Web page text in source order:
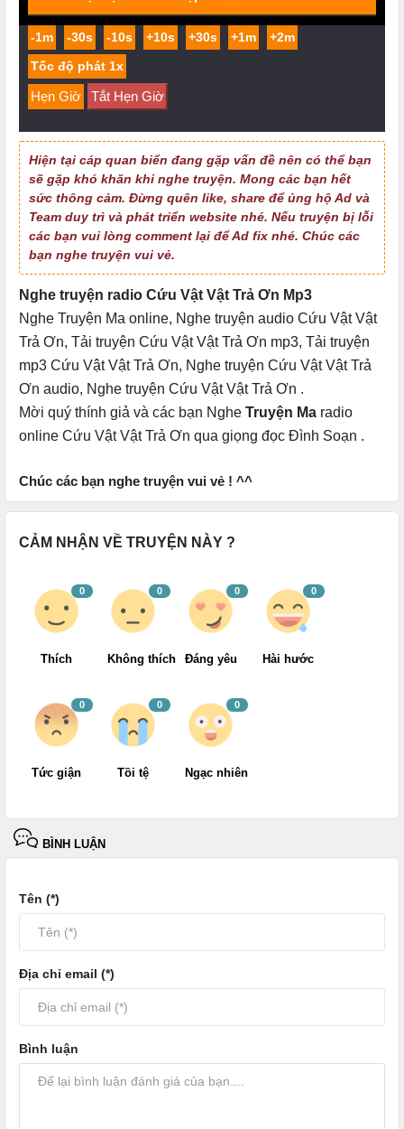
-1m -30s -10s +10s +30s +1m +2m
Hẹn Giờ Tắt Hẹn Giờ
Hiện tại cáp quan biển đang gặp vấn đề nên có thể bạn
sẽ gặp khó khăn khi nghe truyện. Mong các bạn hết
sức thông cảm. Đừng quên like, share để ủng hộ Ad và
Team duy trì và phát triển website nhé. Nếu truyện bị lỗi
các bạn vui lòng comment lại để Ad fix nhé. Chúc các
bạn nghe truyện vui vẻ.
Nghe truyện radio Cứu Vật Vật Trả Ơn Mp3
Nghe Truyện Ma online, Nghe truyện audio Cứu Vật Vật
Trả Ơn, Tải truyện Cứu Vật Vật Trả Ơn mp3, Tải truyện
mp3 Cứu Vật Vật Trả Ơn, Nghe truyện Cứu Vật Vật Trả
Ơn audio, Nghe truyện Cứu Vật Vật Trả Ơn .
Mời quý thính giả và các bạn Nghe Truyện Ma radio
online Cứu Vật Vật Trả Ơn qua giọng đọc Đình Soạn .
Chúc các bạn nghe truyện vui vẻ ! ^^
CẢM NHẬN VỀ TRUYỆN NÀY ?
0
Thích
0
Không thích
0
Đáng yêu
0
Hài hước
0
Tức giận
0
Tồi tệ
0
Ngạc nhiên
BÌNH LUẬN
Tên (*)
Địa chỉ email (*)
Bình luận